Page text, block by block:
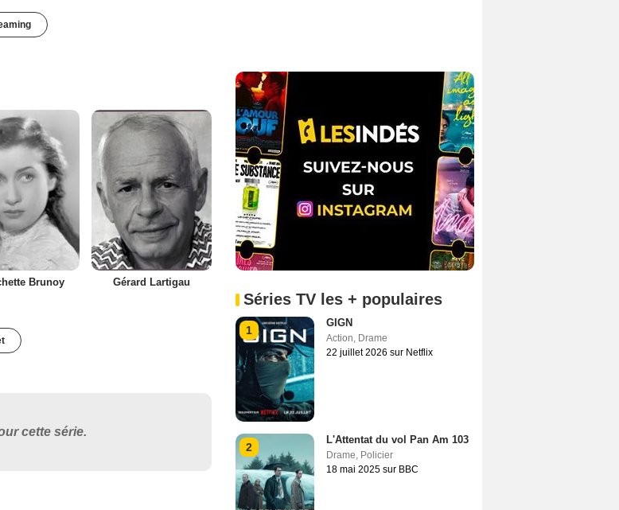
Brunoy Gérard Lartigau
cette série.
Séries TV les + populaires
1
GIGN
Action, Drame
22 juillet 2026 sur Netflix
2
L'Attentat du vol Pan Am 103
Drame, Policier
18 mai 2025 sur BBC